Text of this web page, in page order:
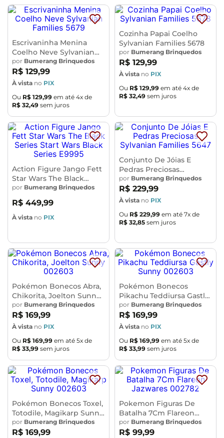
Escrivaninha Menina
Coelho Neve Sylvanian
Families 5679
por Bumerang Brinquedos
R$ 129,99
À vista no PIX
Ou R$ 129,99 em até 4x de
R$ 32,49 sem juros
Cozinha Papai Coelho
Sylvanian Families 5678
por Bumerang Brinquedos
R$ 129,99
À vista no PIX
Ou R$ 129,99 em até 4x de
R$ 32,49 sem juros
Action Figure Jango Fett
Star Wars The Black
Series Start Wars Black
Series E9995
por Bumerang Brinquedos
R$ 449,99
À vista no PIX
Conjunto De Jóias E
Pedras Preciosas
Sylvanian Families 5647
por Bumerang Brinquedos
R$ 229,99
À vista no PIX
Ou R$ 229,99 em até 7x de
R$ 32,85 sem juros
Pokémon Bonecos Abra,
Chikorita, Joelton Sunny
002603
por Bumerang Brinquedos
R$ 169,99
À vista no PIX
Ou R$ 169,99 em até 5x de
R$ 33,99 sem juros
Pokémon Bonecos
Pikachu Teddiursa Gastly
Sunny 002603
por Bumerang Brinquedos
R$ 169,99
À vista no PIX
Ou R$ 169,99 em até 5x de
R$ 33,99 sem juros
Pokémon Bonecos Toxel,
Totodile, Magikarp Sunny
002603
por Bumerang Brinquedos
R$ 169,99
Pokemon Figuras De
Batalha 7Cm Flareon
Jazwares 002782
por Bumerang Brinquedos
R$ 99,99